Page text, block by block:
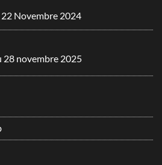
Novembre 2024
novembre 2025